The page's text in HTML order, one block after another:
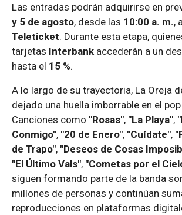
Las entradas podrán adquirirse en
y 5 de agosto, desde las 10:00 a. m.,
Teleticket. Durante esta etapa,
tarjetas Interbank accederán a un
hasta el 15 %.
A lo largo de su trayectoria, La Oreja
dejado una huella imborrable en el
Canciones como "Rosas", "La Playa",
Conmigo", "20 de Enero", "Cuídate",
de Trapo", "Deseos de Cosas
"El Último Vals", "Cometas por el
siguen formando parte de la banda
millones de personas y continúan
reproducciones en plataformas